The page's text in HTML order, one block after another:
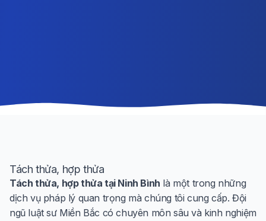
Tách thửa, hợp thửa
Tách thửa, hợp thửa tại Ninh Bình là một trong những
dịch vụ pháp lý quan trọng mà chúng tôi cung cấp. Đội
ngũ luật sư Miền Bắc có chuyên môn sâu và kinh nghiệm